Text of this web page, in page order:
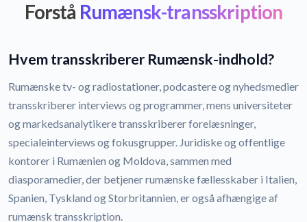
Forstå Rumænsk-transskription
Hvem transskriberer Rumænsk-indhold?
Rumænske tv- og radiostationer, podcastere og nyhedsmedier
transskriberer interviews og programmer, mens universiteter
og markedsanalytikere transskriberer forelæsninger,
specialeinterviews og fokusgrupper. Juridiske og offentlige
kontorer i Rumænien og Moldova, sammen med
diasporamedier, der betjener rumænske fællesskaber i Italien,
Spanien, Tyskland og Storbritannien, er også afhængige af
rumænsk transskription.